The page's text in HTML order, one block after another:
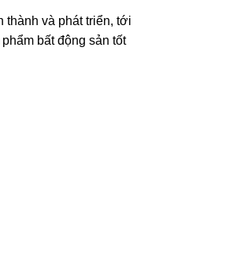
thành và phát triển, tới
bất động sản tốt